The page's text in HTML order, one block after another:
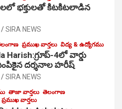
భక్తులతో కిటకిటలాడిన
SIRA NEWS
ప్రముఖ వార్తలు విద్య & ఉద్యోగము
Harish:గ్రూప్-4లో వార్డు
దర్శనాల హరీష్
SIRA NEWS
తాజా వార్తలు తెలంగాణ
ప్రముఖ వార్తలు